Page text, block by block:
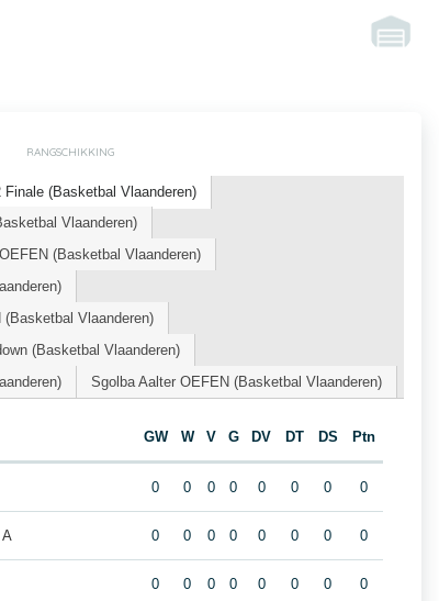
RANGSCHIKKING
(Basketbal Vlaanderen)
Vlaanderen)
(Basketbal Vlaanderen)
Vlaanderen)
(Basketbal Vlaanderen)
Sgolba Aalter OEFEN (Basketbal Vlaanderen)
GW W V G DV DT DS Ptn
0 0 0 0 0 0 0 0
A 0 0 0 0 0 0 0 0
0 0 0 0 0 0 0 0